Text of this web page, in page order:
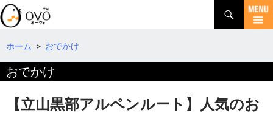
検
索
コ
テ
ツ
へ
ホーム > おでかけ
おでかけ
【立山黒部アルペンルート】人気のお